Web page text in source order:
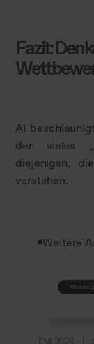
Fazit:
AI
der vieles
diejenigen,
verstehen.
Weitere
7.14.2026